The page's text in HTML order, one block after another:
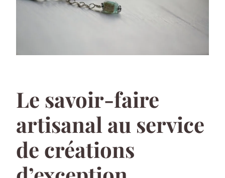
Le savoir-faire
artisanal au service
de créations